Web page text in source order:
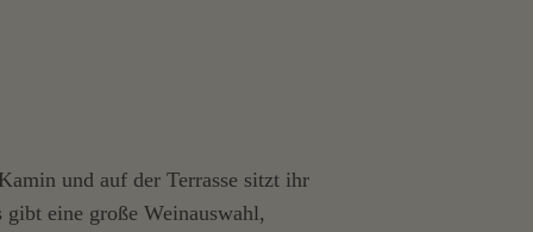
und auf der Terrasse sitzt ihr
eine große Weinauswahl,